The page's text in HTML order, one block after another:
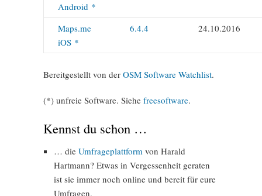
Android *
Maps.me
iOS *
6.4.4 24.10.2016
Bereitgestellt von der OSM Software Watchlist.
(*) unfreie Software. Siehe freesoftware.
Kennst du schon …
… die Umfrageplattform von Harald
Hartmann? Etwas in Vergessenheit geraten
ist sie immer noch online und bereit für eure
Umfragen.